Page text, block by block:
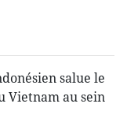
salue le
Vietnam au sein